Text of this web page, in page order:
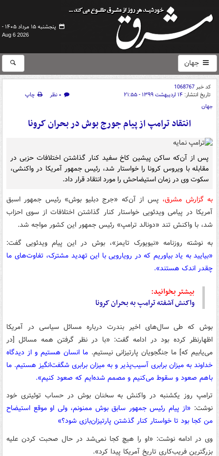
پنجشنبه ۱۵ مرداد ۱۴۰۵ -
Aug 6 2026
جهان
کد خبر1068767
تاریخ انتشار: ۱۴ اردیبهشت ۱۳۹۹ - ۲۱:۵۵ ۰ نظر
چاپ
جهان
انتقاد ترامپ از پیام جورج بوش در بحران کرونا
پس از آن‌که ساکن پیشین کاخ سفید کنار گذاشتن اختلافات حزبی در
مقابله با ویروس کرونا را خواستار شد، رئیس جمهور آمریکا در واکنشی،
سکوت وی در زمان استیضاحش را مورد انتقاد قرار داد.
به گزارش مشرق، پس از آن‌که «جرج دبلیو بوش» رئیس جمهور اسبق
آمریکا در پیامی ویدئویی خواستار کنار گذاشتن اختلافات از سوی احزاب
شد، با واکنش تند «دونالد ترامپ» رئیس جمهور این کشور مواجه شد.
به نوشته روزنامه «نیویورک تایمز»، بوش در این پیام ویدئویی گفت:
«بیایید به یاد بیاوریم که در رویارویی با این تهدید مشترک، تفاوت‌های ما
چقدر اندک هستند».
بیشتر بخوانید:
واکنش آشفته ترامپ به بحران کرونا
بوش که طی سال‌های اخیر بندرت درباره مسائل سیاسی در آمریکا
اظهارنظر کرده بود در ادامه گفت: «با در نظر گرفتن همه مسائل [در
می‌یابیم که] ما جنگجویان پارتیزانی نیستیم. ما انسان هستیم و از دیدگاه
خداوند به میزان برابری آسیب‌پذیر و به میزان برابری شگفت‌انگیز هستیم. ما
باهم صعود و سقوط می‌کنیم و مصمم شده‌ایم که صعود کنیم».
ترامپ روز یکشنبه در واکنش به سخنان بوش در حساب توئیتری خود
نوشت: «از پیام رئیس جمهور سابق بوش ممنونم، ولی او موقع استیضاح
من کجا بود تا خواستار کنار گذشتن پارتیزان‌بازی شود؟»
وی در ادامه نوشت: «او را هیچ کجا نمی‌شد در حال صحبت کردن علیه
بزرگترین فریب‌کاری تاریخ آمریکا پیدا کرد».